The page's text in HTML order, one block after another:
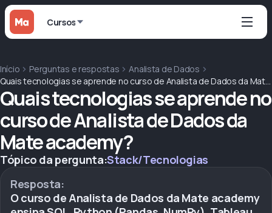
Cursos
Início Perguntas e respostas
Analista de Dados
Quais tecnologias se aprende no curso de Analista de Dados da Mate academy?
Quais tecnologias se aprende no
curso de Analista de Dados da
Mate academy?
Tópico da pergunta:Stack/Tecnologias
Resposta:
O curso de Analista de Dados da Mate academy